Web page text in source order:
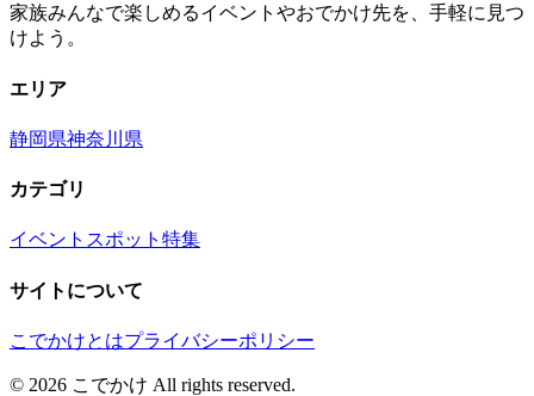
家族みんなで楽しめるイベントやおでかけ先を、手軽に見つ
けよう。
エリア
静岡県神奈川県
カテゴリ
イベント スポット 特集
サイトについて
こでかけとはプライバシーポリシー
© 2026 こでかけ All rights reserved.